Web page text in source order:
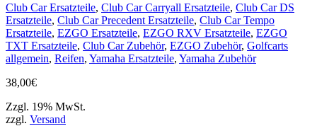
Club Car Ersatzteile, Club Car Carryall Ersatzteile, Club Car DS
Ersatzteile, Club Car Precedent Ersatzteile, Club Car Tempo
Ersatzteile, EZGO Ersatzteile, EZGO RXV Ersatzteile, EZGO
TXT Ersatzteile, Club Car Zubehör, EZGO Zubehör, Golfcarts
allgemein, Reifen, Yamaha Ersatzteile, Yamaha Zubehör
38,00€
Zzgl. 19% MwSt.
zzgl. Versand